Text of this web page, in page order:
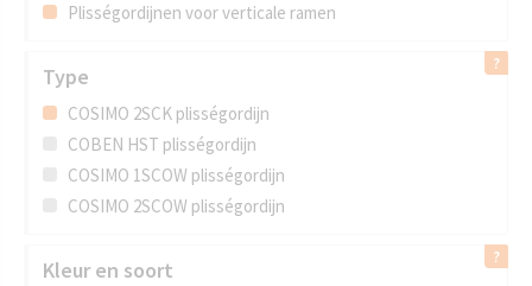
Plisségordijnen voor verticale ramen
Type
COSIMO 2SCK plisségordijn
COBEN HST plisségordijn
COSIMO 1SCOW plisségordijn
COSIMO 2SCOW plisségordijn
Kleur en soort